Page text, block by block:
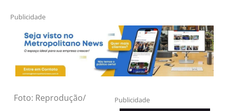
Publicidade
Foto: Reprodução/
Publicidade